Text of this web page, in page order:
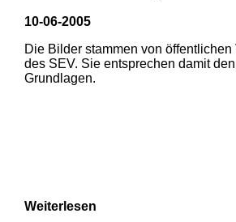
1
10-06-2005
Die Bilder stammen von öffentlichen
des SEV. Sie entsprechen damit
Grundlagen.
Weiterlesen